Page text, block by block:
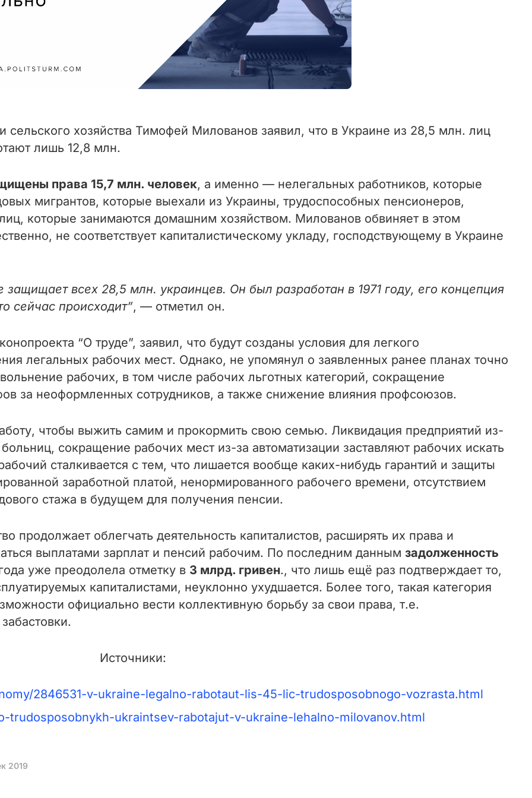
сельского хозяйства Тимофей Милованов заявил, что в Украине из 28,5 млн. лиц
лишь 12,8 млн.
права 15,7 млн. человек, а именно — нелегальных работников, которые
мигрантов, которые выехали из Украины, трудоспособных пенсионеров,
которые занимаются домашним хозяйством. Милованов обвиняет в этом
не соответствует капиталистическому укладу, господствующему в Украине
защищает всех 28,5 млн. украинцев. Он был разработан в 1971 году, его концепция
сейчас происходит”, — отметил он.
“О труде”, заявил, что будут созданы условия для легкого
легальных рабочих мест. Однако, не упомянул о заявленных ранее планах точно
рабочих, в том числе рабочих льготных категорий, сокращение
за неоформленных сотрудников, а также снижение влияния профсоюзов.
чтобы выжить самим и прокормить свою семью. Ликвидация предприятий из-
сокращение рабочих мест из-за автоматизации заставляют рабочих искать
сталкивается с тем, что лишается вообще каких-нибудь гарантий и защиты
заработной платой, ненормированного рабочего времени, отсутствием
стажа в будущем для получения пенсии.
продолжает облегчать деятельность капиталистов, расширять их права и
выплатами зарплат и пенсий рабочим. По последним данным задолженность
уже преодолела отметку в 3 млрд. гривен., что лишь ещё раз подтверждает то,
капиталистами, неуклонно ухудшается. Более того, такая категория
официально вести коллективную борьбу за свои права, т.е.
Источники:
2846531-v-ukraine-legalno-rabotaut-lis-45-lic-trudosposobnogo-vozrasta.html
trudosposobnykh-ukraintsev-rabotajut-v-ukraine-lehalno-milovanov.html
2019